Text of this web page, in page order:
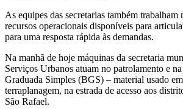
As equipes das secretarias também
recursos operacionais disponíveis para
para uma resposta rápida às demandas.
Na manhã de hoje máquinas da secretaria
Serviços Urbanos atuam no patrolamento e
Graduada Simples (BGS) – material usado
terraplanagem, na estrada de acesso aos
São Rafael.